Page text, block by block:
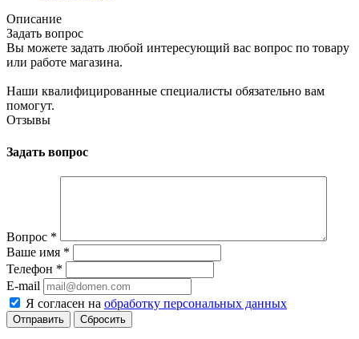
Описание
Задать вопрос
Вы можете задать любой интересующий вас вопрос по товару
или работе магазина.
Наши квалифицированные специалисты обязательно вам
помогут.
Отзывы
Задать вопрос
Вопрос *
Ваше имя *
Телефон *
E-mail
Я согласен на обработку персональных данных
Сбросить